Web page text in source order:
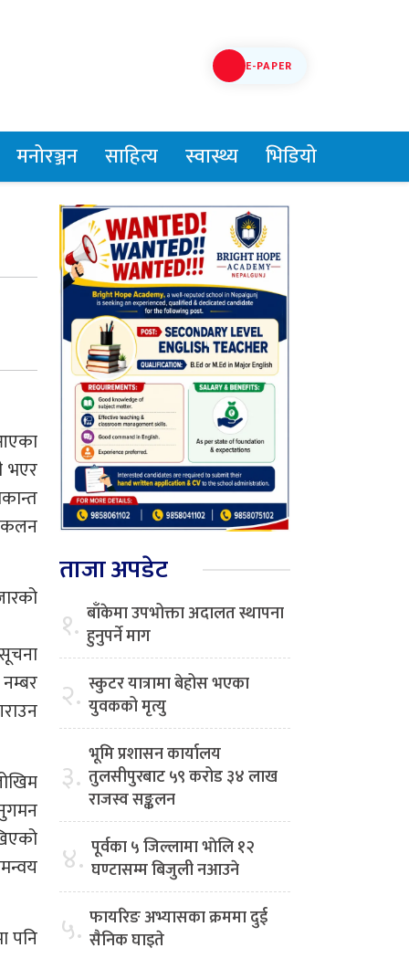
E-PAPER
मनोरञ्जन साहित्य स्वास्थ्य भिडियो
भएर
पनि
ताजा अपडेट
१. बाँकेमा उपभोक्ता अदालत स्थापना
हुनुपर्ने माग
२. स्कुटर यात्रामा बेहोस भएका
युवकको मृत्यु
३. भूमि प्रशासन कार्यालय
तुलसीपुरबाट ५९ करोड ३४ लाख
राजस्व सङ्कलन
४. पूर्वका ५ जिल्लामा भाेलि १२
घण्टासम्म बिजुली नआउने
५. फायरिङ अभ्यासका क्रममा दुई
सैनिक घाइते